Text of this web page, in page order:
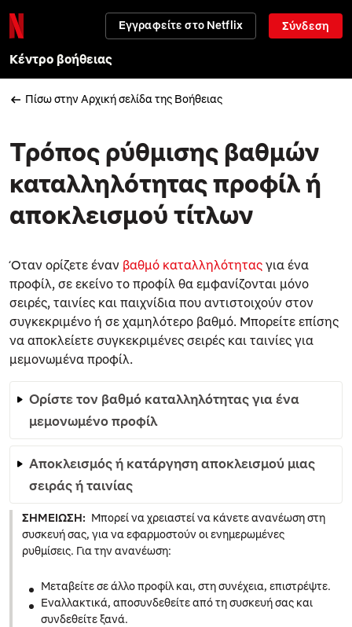
Εγγραφείτε στο Netflix Σύνδεση
Κέντρο βοήθειας
Πίσω στην Αρχική σελίδα της Βοήθειας
Τρόπος ρύθμισης βαθμών
καταλληλότητας προφίλ ή
αποκλεισμού τίτλων
Όταν ορίζετε έναν βαθμό καταλληλότητας για ένα
προφίλ, σε εκείνο το προφίλ θα εμφανίζονται μόνο
σειρές, ταινίες και παιχνίδια που αντιστοιχούν στον
συγκεκριμένο ή σε χαμηλότερο βαθμό. Μπορείτε επίσης
να αποκλείετε συγκεκριμένες σειρές και ταινίες για
μεμονωμένα προφίλ.
Ορίστε τον βαθμό καταλληλότητας για ένα
μεμονωμένο προφίλ
Αποκλεισμός ή κατάργηση αποκλεισμού μιας
σειράς ή ταινίας
ΣΗΜΕΊΩΣΗ: Μπορεί να χρειαστεί να κάνετε ανανέωση στη
συσκευή σας, για να εφαρμοστούν οι ενημερωμένες
ρυθμίσεις. Για την ανανέωση:
Μεταβείτε σε άλλο προφίλ και, στη συνέχεια, επιστρέψτε.
Εναλλακτικά, αποσυνδεθείτε από τη συσκευή σας και
συνδεθείτε ξανά.